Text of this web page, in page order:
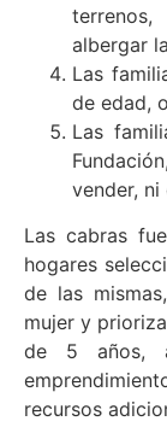
albergar
Las
de edad,
Las
vender, ni
Las cabras
hogares
de las
mujer y
de 5 años,
recursos